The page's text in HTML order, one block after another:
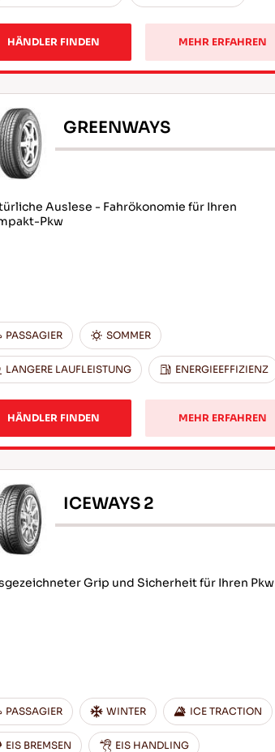
HÄNDLER FINDEN MEHR ERFAHREN
GREENWAYS
Auslese - Fahrökonomie für Ihren
Pkw
PASSAGIER SOMMER
LANGERE LAUFLEISTUNG ENERGIEEFFIZIENZ
HÄNDLER FINDEN MEHR ERFAHREN
ICEWAYS 2
Grip und Sicherheit für Ihren Pkw
PASSAGIER WINTER ICE TRACTION
EIS BREMSEN EIS HANDLING